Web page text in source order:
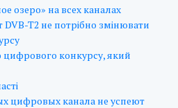
озеро» на всех каналах
T2 не потрібно змінювати
конкурсу, який
цифровых канала не успеют